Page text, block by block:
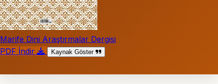
Marife Dini Araştırmalar Dergisi
PDF İndir
Kaynak Göster